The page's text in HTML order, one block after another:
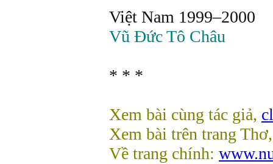
Việt Nam 1999–2000
Vũ Đức Tô Châu
* * *
Xem bài cùng tác giả,
Xem bài trên trang
Về trang chính: